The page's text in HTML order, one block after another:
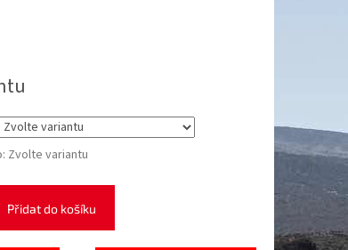
Zvolte variantu
Přidat do košíku